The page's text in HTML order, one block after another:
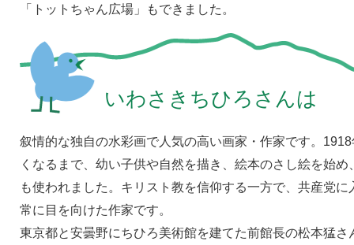
「トットちゃん広場」もできました。
いわさきちひろさんは
叙情的な独自の水彩画で人気の高い画家・作家です。
くなるまで、幼い子供や自然を描き、絵本のさし絵を始
も使われました。キリスト教を信仰する一方で、共産党
常に目を向けた作家です。
東京都と安曇野にちひろ美術館を建てた前館長の松本猛さ